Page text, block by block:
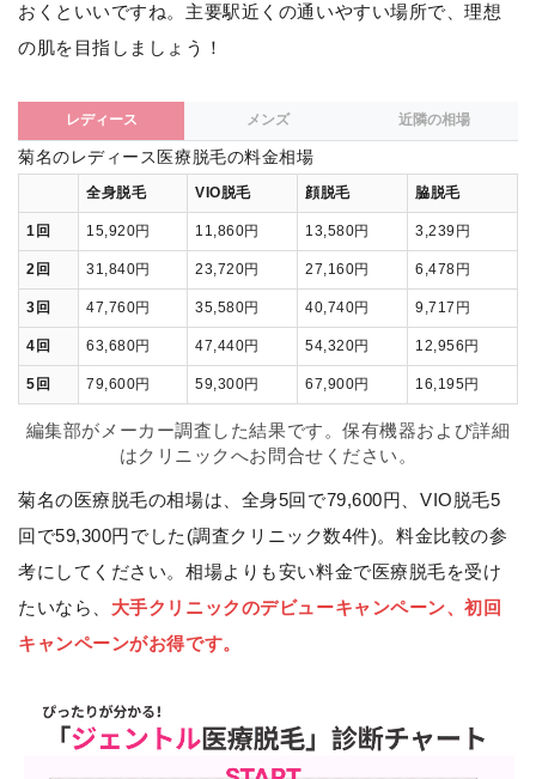
おくといいですね。主要駅近くの通いやすい場所で、理想
の肌を目指しましょう！
レディース メンズ 近隣の相場
菊名のレディース医療脱毛の料金相場
全身脱毛 VIO脱毛 顔脱毛 脇脱毛
1回 15,920円 11,860円 13,580円 3,239円
2回 31,840円 23,720円 27,160円 6,478円
3回 47,760円 35,580円 40,740円 9,717円
4回 63,680円 47,440円 54,320円 12,956円
5回 79,600円 59,300円 67,900円 16,195円
編集部がメーカー調査した結果です。保有機器および詳細
はクリニックへお問合せください。
菊名の医療脱毛の相場は、全身5回で79,600円、VIO脱毛5
回で59,300円でした(調査クリニック数4件)。料金比較の参
考にしてください。相場よりも安い料金で医療脱毛を受け
たいなら、 大手クリニックのデビューキャンペーン、初回
キャンペーンがお得です。